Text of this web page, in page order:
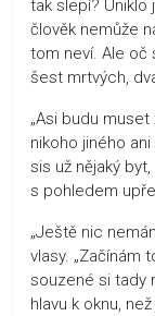
tak slepí? Uniklo
člověk nemůže
tom neví. Ale oč
šest mrtvých,
„Asi budu
nikoho jiného
sis už nějaký
s pohledem
„Ještě nic
vlasy. „Začínám
souzené si tady
hlavu k oknu,